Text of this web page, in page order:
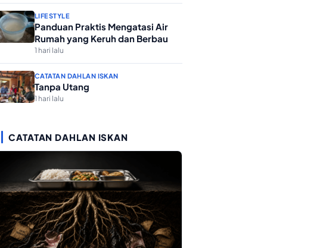
LIFESTYLE
Panduan Praktis Mengatasi Air
Rumah yang Keruh dan Berbau
1 hari lalu
CATATAN DAHLAN ISKAN
Tanpa Utang
1 hari lalu
CATATAN DAHLAN ISKAN